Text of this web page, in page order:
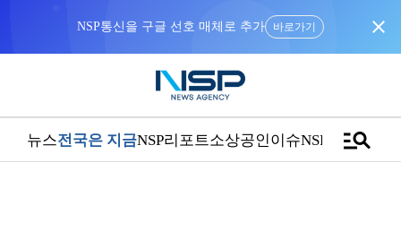
NSP통신을 구글 선호 매체로 추가 바로가기 close
뉴스전국은 지금NSP리포트소상공인이슈NSPTVmanage_search